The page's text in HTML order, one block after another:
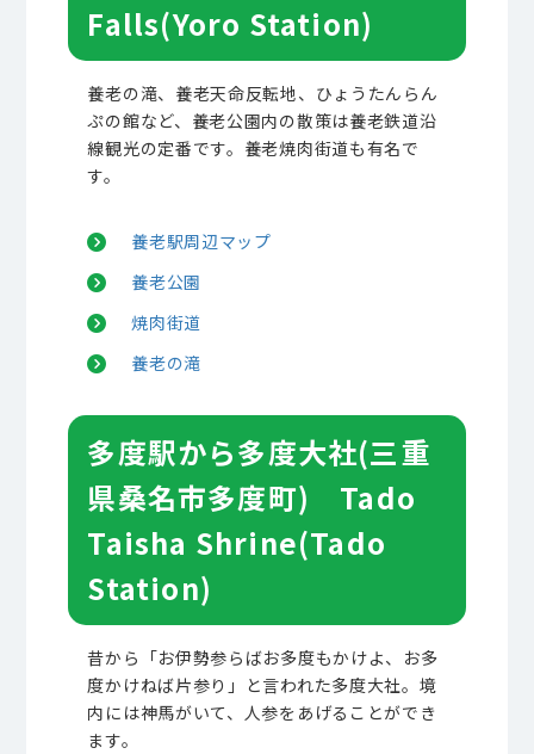
Falls(Yoro Station)
養老の滝、養老天命反転地、ひょうたんらん
ぷの館など、養老公園内の散策は養老鉄道沿
線観光の定番です。養老焼肉街道も有名で
す。
養老駅周辺マップ
養老公園
焼肉街道
養老の滝
多度駅から多度大社(三重
県桑名市多度町) Tado
Taisha Shrine(Tado
Station)
昔から「お伊勢参らばお多度もかけよ、お多
度かけねば片参り」と言われた多度大社。境
内には神馬がいて、人参をあげることができ
ます。